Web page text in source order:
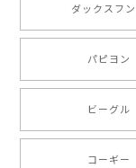
ったです。 ご
ましたが、商品
い。ありがとう
ダックスフ
パピヨン
ビーグル
コーギー